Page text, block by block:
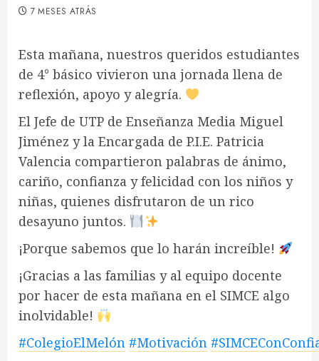
7 MESES ATRÁS
Esta mañana, nuestros queridos estudiantes
de 4° básico vivieron una jornada llena de
reflexión, apoyo y alegría.
El Jefe de UTP de Enseñanza Media Miguel
Jiménez y la Encargada de P.I.E. Patricia
Valencia compartieron palabras de ánimo,
cariño, confianza y felicidad con los niños y
niñas, quienes disfrutaron de un rico
desayuno juntos.
¡Porque sabemos que lo harán increíble!
¡Gracias a las familias y al equipo docente
por hacer de esta mañana en el SIMCE algo
inolvidable!
#ColegioElMelón #Motivación